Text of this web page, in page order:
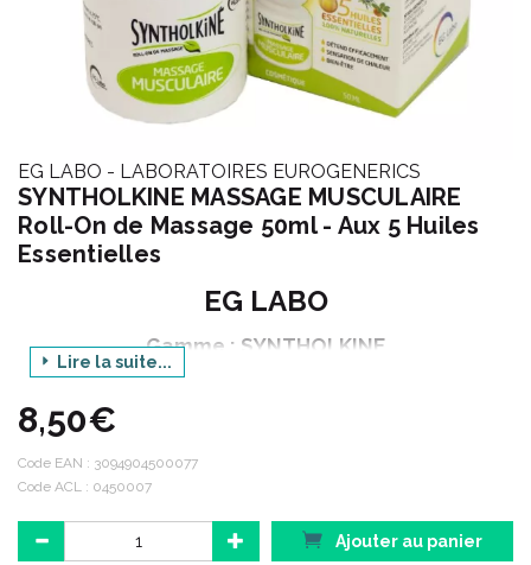
EG LABO - LABORATOIRES EUROGENERICS
SYNTHOLKINE MASSAGE MUSCULAIRE
Roll-On de Massage 50ml - Aux 5 Huiles
Essentielles
EG LABO
Gamme : SYNTHOLKINE
Catégorie : MASSAGE MUSCULAIRE.
Produit : ROLL-ON DE MASSAGE
Contenance : 50 ml
Code ACL : 0450007
Lire la suite...
8,50€
Code EAN : 3094904500077
Code ACL : 0450007
Ajouter au panier